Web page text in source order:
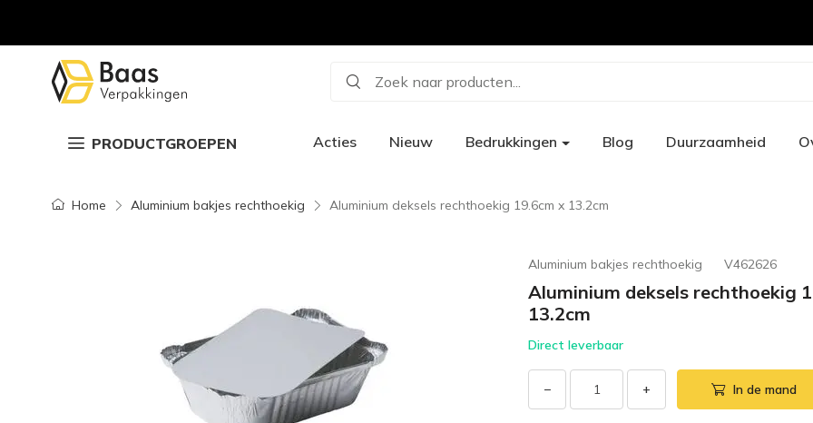
Zoek naar producten...
PRODUCTGROEPEN Acties Nieuw Bedrukkingen Blog Duurzaamheid
Home Aluminium bakjes rechthoekig Aluminium deksels rechthoekig 19.6cm x 13.2cm
Aluminium bakjes rechthoekig V462626
Aluminium deksels rechthoekig
13.2cm
Direct leverbaar
− + In de mand